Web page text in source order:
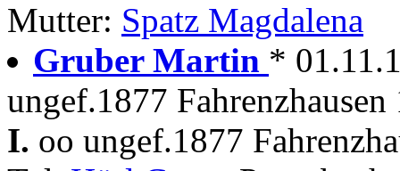
Mutter: Spatz Magdalena
Gruber Martin *
ungef.1877
I. oo ungef.1877